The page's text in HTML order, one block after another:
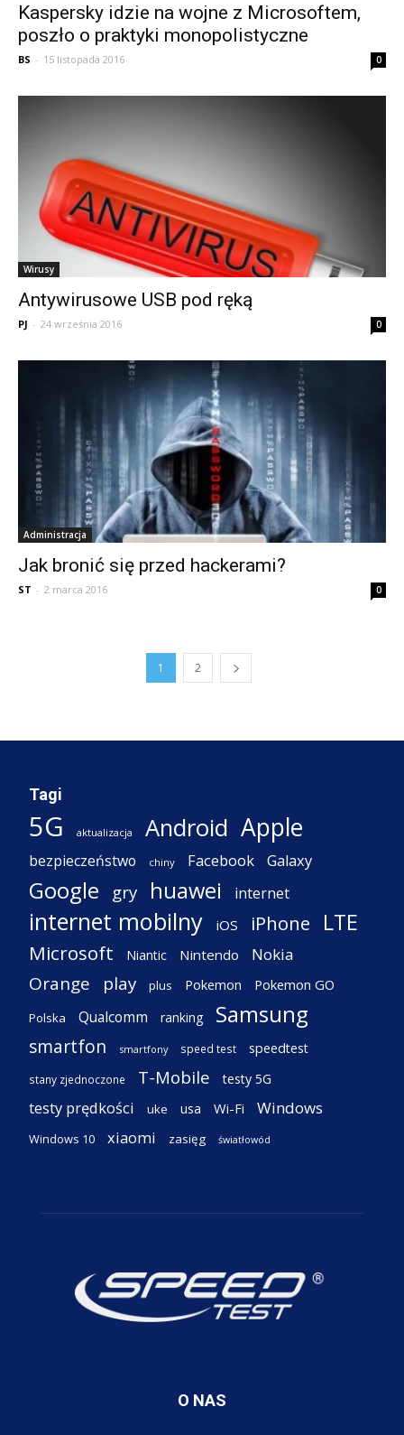
Kaspersky idzie na wojne z Microsoftem,
poszło o praktyki monopolistyczne
BS - 15 listopada 2016 0
Wirusy
Antywirusowe USB pod ręką
PJ - 24 września 2016 0
Administracja
Jak bronić się przed hackerami?
ST - 2 marca 2016 0
1 2
Tagi
5G aktualizacja Android Apple
bezpieczeństwo chiny Facebook Galaxy
Google gry huawei internet
internet mobilny iOS iPhone LTE
Microsoft Niantic Nintendo Nokia
Orange play plus Pokemon Pokemon GO
Polska Qualcomm ranking Samsung
smartfon smartfony speed test speedtest
stany zjednoczone T-Mobile testy 5G
testy prędkości uke usa Wi-Fi Windows
Windows 10 xiaomi zasięg światłowód
O NAS